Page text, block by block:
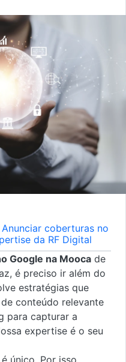
coberturas no
da RF Digital
Google na Mooca de
é preciso ir além do
estratégias que
conteúdo relevante
para capturar a
expertise é o seu